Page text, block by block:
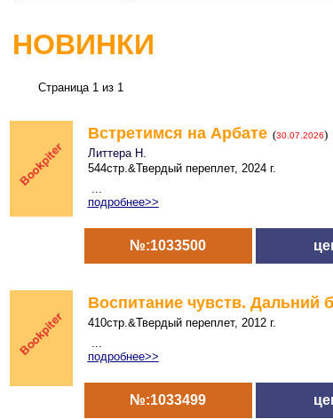
НОВИНКИ
Страница 1 из 1
Встретимся на Арбате(30.07.2026)
Литтера Н.
544стр.&Твердый переплет, 2024 г.
...
подробнее>>
№:1033500
Воспитание чувств. Дальний
410стр.&Твердый переплет, 2012 г.
...
подробнее>>
№:1033499